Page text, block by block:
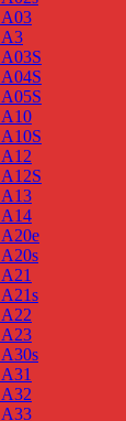
A03
A3
A10
A12
A13
A14
A20e
A20s
A21s
A22
A23
A30s
A32
A33